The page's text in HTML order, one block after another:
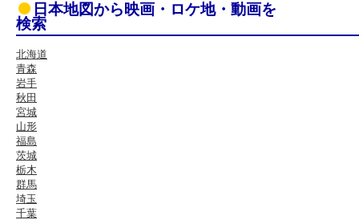
日本地図から映画・ロケ地・動画を
検索
北海道
青森
岩手
秋田
宮城
山形
福島
茨城
栃木
群馬
埼玉
千葉